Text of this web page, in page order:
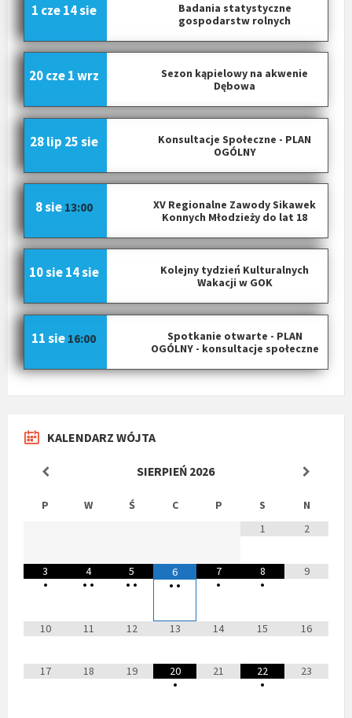
Badania statystyczne
gospodarstw rolnych
1 cze 14 sie
Sezon kąpielowy na akwenie
Dębowa
20 cze 1 wrz
Konsultacje Społeczne - PLAN
OGÓLNY
28 lip 25 sie
XV Regionalne Zawody Sikawek
Konnych Młodzieży do lat 18
8 sie 13:00
Kolejny tydzień Kulturalnych
Wakacji w GOK
10 sie 14 sie
Spotkanie otwarte - PLAN
OGÓLNY - konsultacje społeczne
11 sie 16:00
KALENDARZ WÓJTA
SIERPIEŃ 2026
P W Ś C P S
N
1
2
3
•
4
• •
5
• •
6
• •
7
•
8
•
9
10 11 12 13 14 15 16
17 18 19
20
•
21
22
•
23